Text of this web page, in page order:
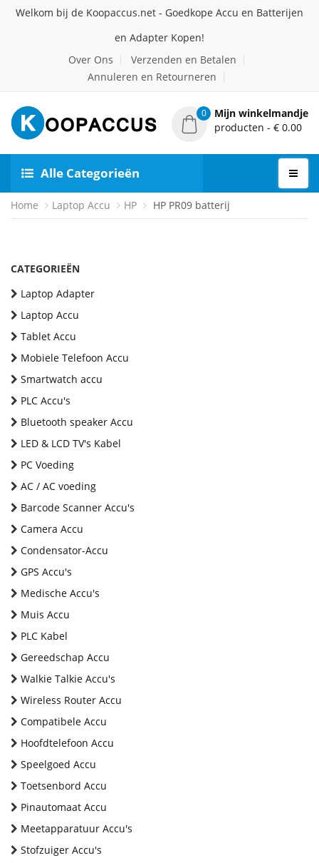
Welkom bij de Koopaccus.net - Goedkope Accu en Batterijen
en Adapter Kopen!
Over Ons
Verzenden en Betalen
Annuleren en Retourneren
0
Mijn winkelmandje
producten - € 0.00
Alle Categorieën
Home Laptop Accu HP HP PR09 batterij
CATEGORIEËN
Laptop Adapter
Laptop Accu
Tablet Accu
Mobiele Telefoon Accu
Smartwatch accu
PLC Accu's
Bluetooth speaker Accu
LED & LCD TV's Kabel
PC Voeding
AC / AC voeding
Barcode Scanner Accu's
Camera Accu
Condensator-Accu
GPS Accu's
Medische Accu's
Muis Accu
PLC Kabel
Gereedschap Accu
Walkie Talkie Accu's
Wireless Router Accu
Compatibele Accu
Hoofdtelefoon Accu
Speelgoed Accu
Toetsenbord Accu
Pinautomaat Accu
Meetapparatuur Accu's
Stofzuiger Accu's